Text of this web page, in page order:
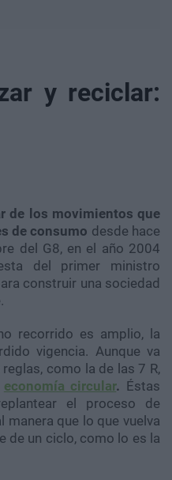
y reciclar:
de los movimientos que
de consumo desde hace
del G8, en el año 2004
del primer ministro
construir una sociedad
recorrido es amplio, la
vigencia. Aunque va
como la de las 7 R,
economía circular. Éstas
el proceso de
que lo que vuelva
de un ciclo, como lo es la